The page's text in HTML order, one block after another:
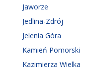
Jaworze
Jedlina-Zdrój
Jelenia Góra
Kamień Pomorski
Kazimierza Wielka